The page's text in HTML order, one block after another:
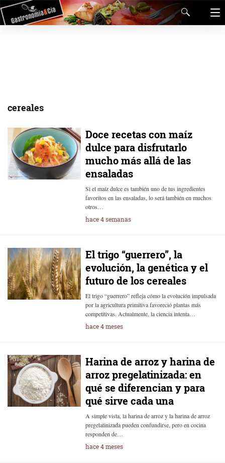
cereales
Doce recetas con maíz
dulce para disfrutarlo
mucho más allá de las
ensaladas
Si el maíz dulce es también uno de tus ingredientes
favoritos en las ensaladas, lo será también en muchos
otros…
hace 4 semanas
El trigo “guerrero”, la
evolución, la genética y el
futuro de los cereales
El trigo “guerrero” refleja cómo la evolución impulsada
por la agricultura primitiva favoreció plantas más
competitivas. Actualmente, la ciencia intenta…
hace 4 meses
Harina de arroz y harina de
arroz pregelatinizada: en
qué se diferencian y para
qué sirve cada una
A simple vista, la harina de arroz y la harina de arroz
pregelatinizada pueden confundirse, pero en cocina
responden de…
hace 4 meses